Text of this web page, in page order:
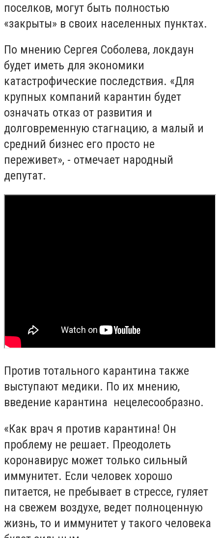
поселков, могут быть полностью
«закрыты» в своих населенных пунктах.
По мнению Сергея Соболева, локдаун
будет иметь для экономики
катастрофические последствия. «Для
крупных компаний карантин будет
означать отказ от развития и
долговременную стагнацию, а малый и
средний бизнес его просто не
переживет», - отмечает народный
депутат.
Против тотального карантина также
выступают медики. По их мнению,
введение карантина нецелесообразно.
«Как врач я против карантина! Он
проблему не решает. Преодолеть
коронавирус может только сильный
иммунитет. Если человек хорошо
питается, не пребывает в стрессе, гуляет
на свежем воздухе, ведет полноценную
жизнь, то и иммунитет у такого человека